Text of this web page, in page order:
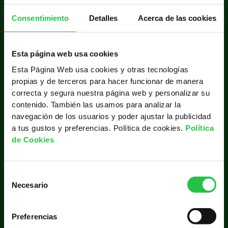
Consentimiento Detalles Acerca de las cookies
Esta página web usa cookies
Esta Página Web usa cookies y otras tecnologías
propias y de terceros para hacer funcionar de manera
correcta y segura nuestra página web y personalizar su
contenido. También las usamos para analizar la
navegación de los usuarios y poder ajustar la publicidad
a tus gustos y preferencias. Política de cookies. Política
de Cookies
Necesario
Preferencias
03
Compártelo en tus redes para recaudar
más.